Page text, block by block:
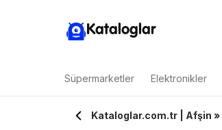
Kataloglar
Süpermarketler Elektronikler
Kataloglar.com.tr | Afşin